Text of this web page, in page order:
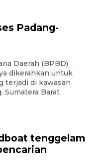
Padang-
Daerah (BPBD)
dikerahkan untuk
terjadi di kawasan
Sumatera Barat
tenggelam